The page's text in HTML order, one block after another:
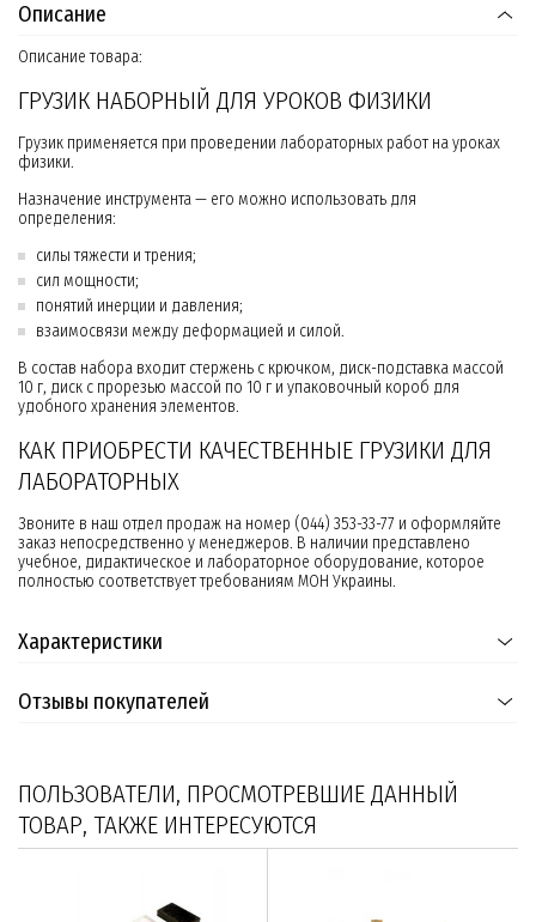
Описание
Описание товара:
ГРУЗИК НАБОРНЫЙ ДЛЯ УРОКОВ ФИЗИКИ
Грузик применяется при проведении лабораторных работ на уроках
физики.
Назначение инструмента — его можно использовать для
определения:
силы тяжести и трения;
сил мощности;
понятий инерции и давления;
взаимосвязи между деформацией и силой.
В состав набора входит стержень с крючком, диск-подставка массой
10 г, диск с прорезью массой по 10 г и упаковочный короб для
удобного хранения элементов.
КАК ПРИОБРЕСТИ КАЧЕСТВЕННЫЕ ГРУЗИКИ ДЛЯ
ЛАБОРАТОРНЫХ
Звоните в наш отдел продаж на номер (044) 353-33-77 и оформляйте
заказ непосредственно у менеджеров. В наличии представлено
учебное, дидактическое и лабораторное оборудование, которое
полностью соответствует требованиям МОН Украины.
Характеристики
Отзывы покупателей
ПОЛЬЗОВАТЕЛИ, ПРОСМОТРЕВШИЕ ДАННЫЙ
ТОВАР, ТАКЖЕ ИНТЕРЕСУЮТСЯ